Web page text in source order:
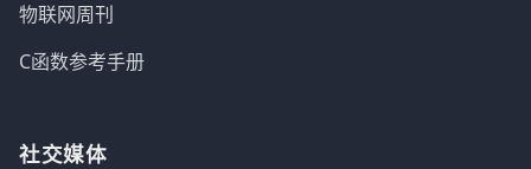
物联网周刊
C函数参考手册
社交媒体